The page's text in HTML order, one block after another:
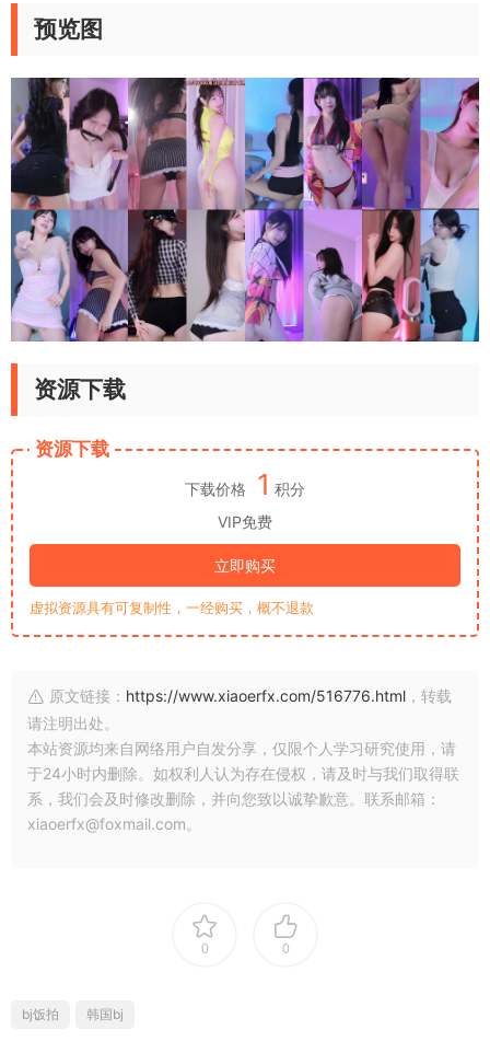
预览图
资源下载
资源下载
下载价格 1 积分
VIP免费
立即购买
虚拟资源具有可复制性，一经购买，概不退款
原文链接： https://www.xiaoerfx.com/516776.html ，转载
请注明出处。
本站资源均来自网络用户自发分享，仅限个人学习研究使用，请
于24小时内删除。如权利人认为存在侵权，请及时与我们取得联
系，我们会及时修改删除，并向您致以诚挚歉意。联系邮箱：
xiaoerfx@foxmail.com。
0 0
bj饭拍 韩国bj